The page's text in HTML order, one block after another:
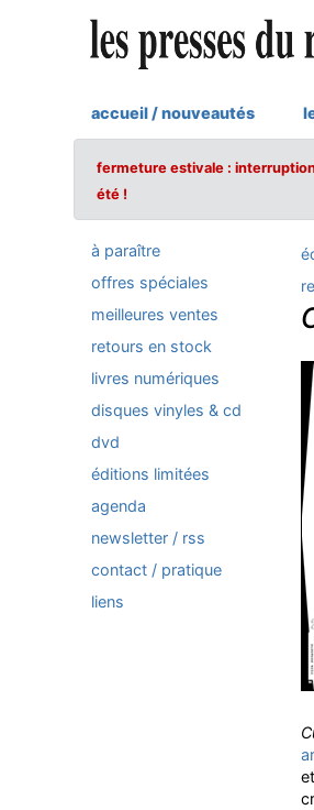
accueil / nouveautés
fermeture estivale :
été !
à paraître
offres spéciales
meilleures ventes
retours en stock
livres numériques
disques vinyles & cd
dvd
éditions limitées
agenda
newsletter / rss
contact / pratique
liens